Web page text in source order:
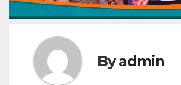
Byadmin